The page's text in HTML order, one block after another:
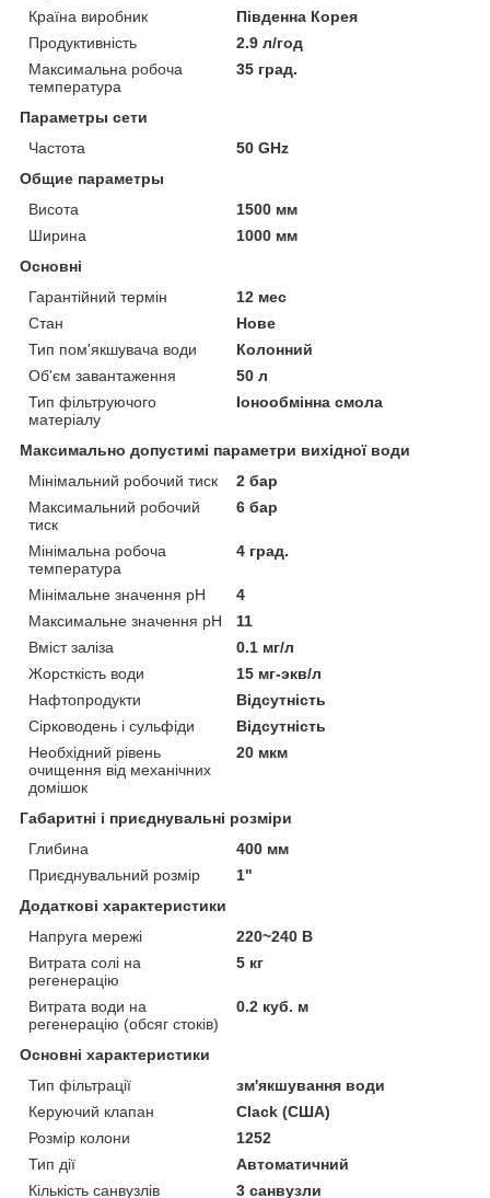
Країна виробник
Південна Корея
Продуктивність
2.9 л/год
Максимальна робоча
температура
35 град.
Параметры сети
Частота
50 GHz
Общие параметры
Висота
1500 мм
Ширина
1000 мм
Основні
Гарантійний термін
12 мес
Стан
Нове
Тип пом'якшувача води
Колонний
Об'єм завантаження
50 л
Тип фільтруючого
матеріалу
Іонообмінна смола
Максимально допустимі параметри вихідної води
Мінімальний робочий тиск
2 бар
Максимальний робочий
тиск
6 бар
Мінімальна робоча
температура
4 град.
Мінімальне значення pH
4
Максимальне значення pH
11
Вміст заліза
0.1 мг/л
Жорсткість води
15 мг-экв/л
Нафтопродукти
Відсутність
Сірководень і сульфіди
Відсутність
Необхідний рівень
очищення від механічних
домішок
20 мкм
Габаритні і приєднувальні розміри
Глибина
400 мм
Приєднувальний розмір
1"
Додаткові характеристики
Напруга мережі
220~240 В
Витрата солі на
регенерацію
5 кг
Витрата води на
регенерацію (обсяг стоків)
0.2 куб. м
Основні характеристики
Тип фільтрації
зм'якшування води
Керуючий клапан
Clack (США)
Розмір колони
1252
Тип дії
Автоматичний
Кількість санвузлів
3 санвузли